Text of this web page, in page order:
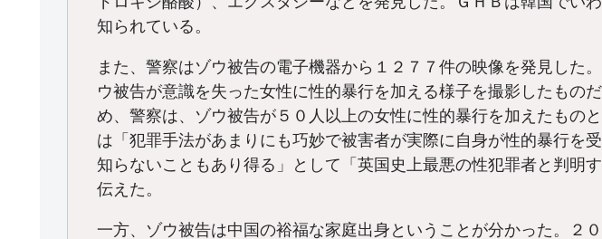
知られている。
また、警察はゾウ被告の電子機器から１２７７件の映像を発見した
ウ被告が意識を失った女性に性的暴行を加える様子を撮影したもの
め、警察は、ゾウ被告が５０人以上の女性に性的暴行を加えたもの
は「犯罪手法があまりにも巧妙で被害者が実際に自身が性的暴行を
知らないこともあり得る」として「英国史上最悪の性犯罪者と判明
伝えた。
一方、ゾウ被告は中国の裕福な家庭出身ということが分かった。２